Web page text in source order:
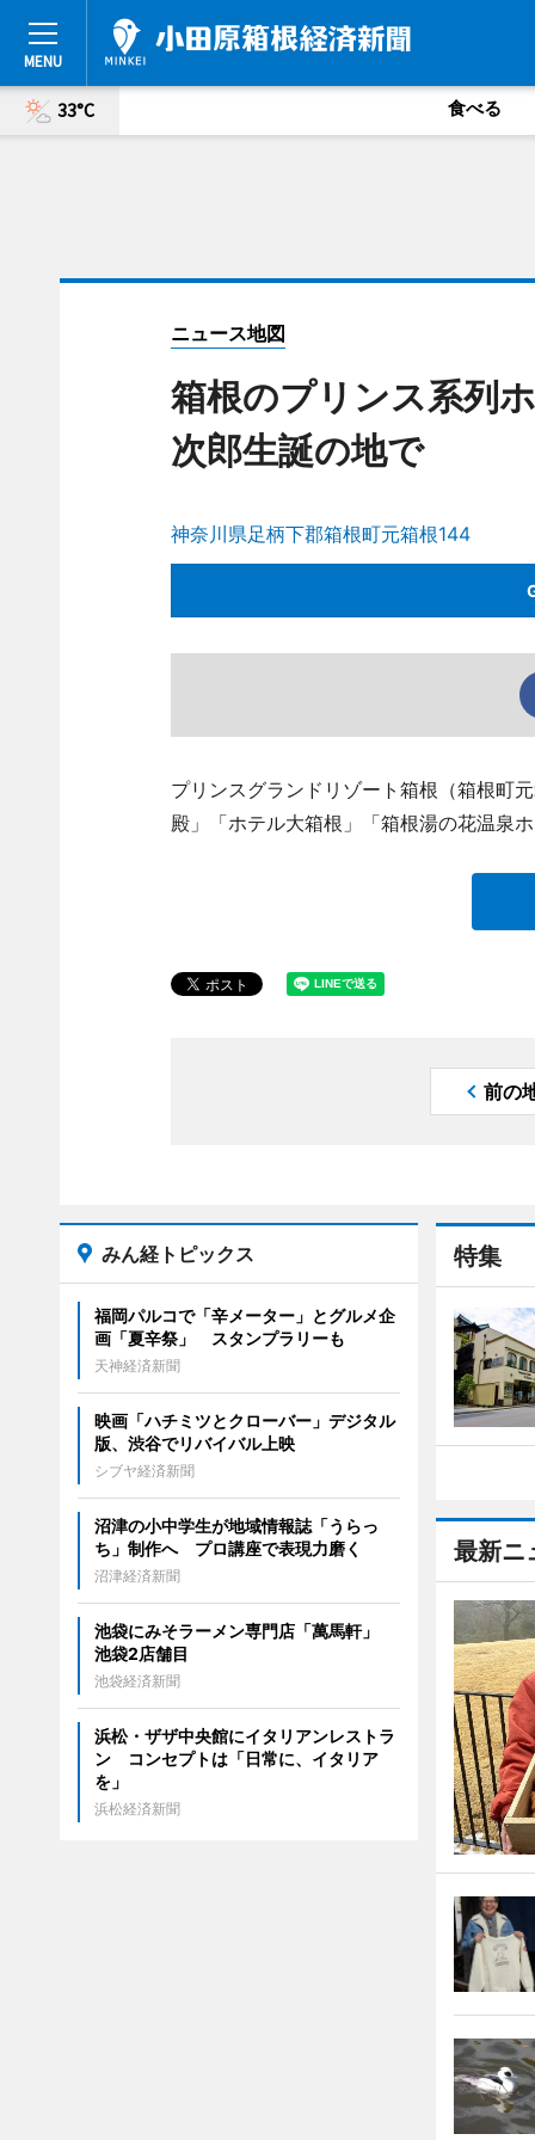
33°C 食べる
ニュース地図
箱根のプリンス系列
次郎生誕の地で
神奈川県足柄下郡箱根町元箱根144
プリンスグランドリゾート箱根（箱根町
殿」「ホテル大箱根」「箱根湯の花温泉
前の
特集
最新ニ
みん経トピックス
福岡パルコで「辛メーター」とグルメ企
画「夏辛祭」 スタンプラリーも
天神経済新聞
映画「ハチミツとクローバー」デジタル
版、渋谷でリバイバル上映
シブヤ経済新聞
沼津の小中学生が地域情報誌「うらっ
ち」制作へ プロ講座で表現力磨く
沼津経済新聞
池袋にみそラーメン専門店「萬馬軒」
池袋2店舗目
池袋経済新聞
浜松・ザザ中央館にイタリアンレストラ
ン コンセプトは「日常に、イタリア
を」
浜松経済新聞